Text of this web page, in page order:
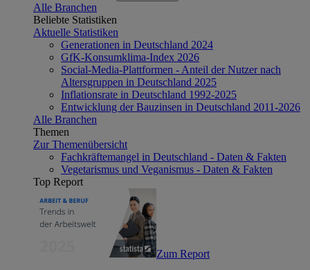
Alle Branchen
Beliebte Statistiken
Aktuelle Statistiken
Generationen in Deutschland 2024
GfK-Konsumklima-Index 2026
Social-Media-Plattformen - Anteil der Nutzer nach
Altersgruppen in Deutschland 2025
Inflationsrate in Deutschland 1992-2025
Entwicklung der Bauzinsen in Deutschland 2011-2026
Alle Branchen
Themen
Zur Themenübersicht
Fachkräftemangel in Deutschland - Daten & Fakten
Vegetarismus und Veganismus - Daten & Fakten
Top Report
Zum Report